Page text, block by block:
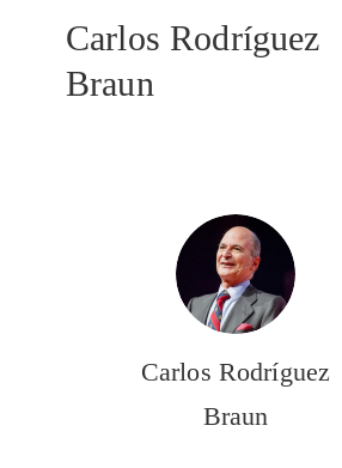
Carlos Rodríguez
Braun
Carlos Rodríguez
Braun